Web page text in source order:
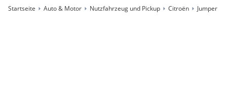
Startseite Auto & Motor Nutzfahrzeug und Pickup Citroën Jumper